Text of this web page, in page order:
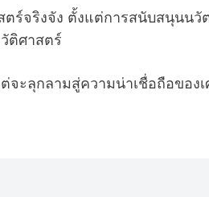
ร์จริงจัง ตั้งแต่การสนับสนุนน
ติศาสตร์
ะลุกลามสู่ความน่าเชื่อถือของ